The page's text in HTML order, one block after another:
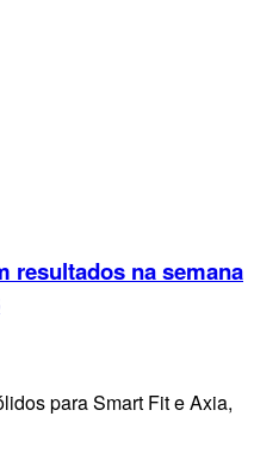
resultados na semana
para Smart Fit e Axia,